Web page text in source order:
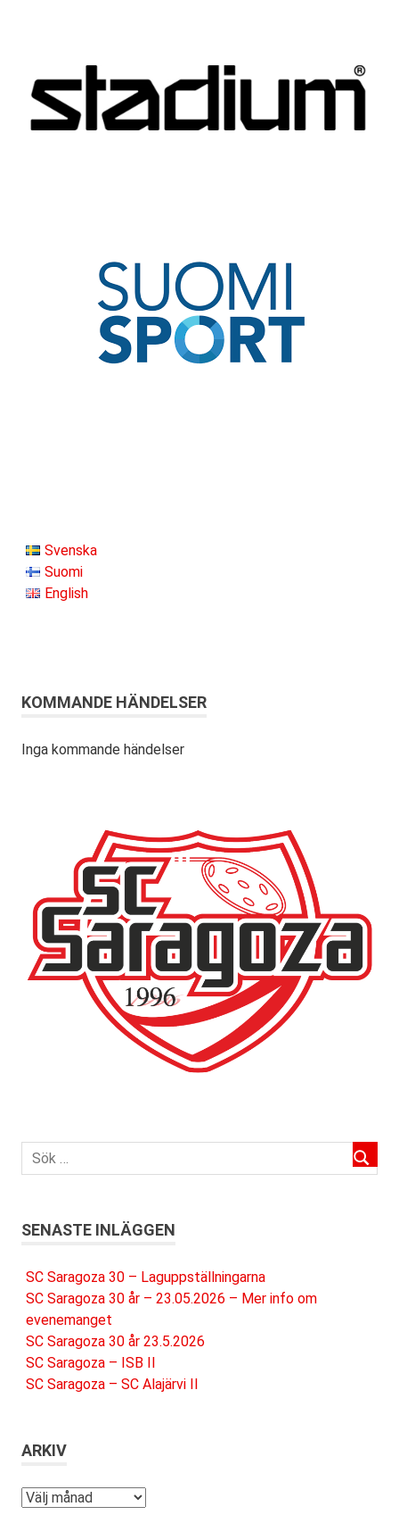
Svenska
Suomi
English
KOMMANDE HÄNDELSER
Inga kommande händelser
SENASTE INLÄGGEN
SC Saragoza 30 – Laguppställningarna
SC Saragoza 30 år – 23.05.2026 – Mer info om
evenemanget
SC Saragoza 30 år 23.5.2026
SC Saragoza – ISB II
SC Saragoza – SC Alajärvi II
ARKIV
Arkiv